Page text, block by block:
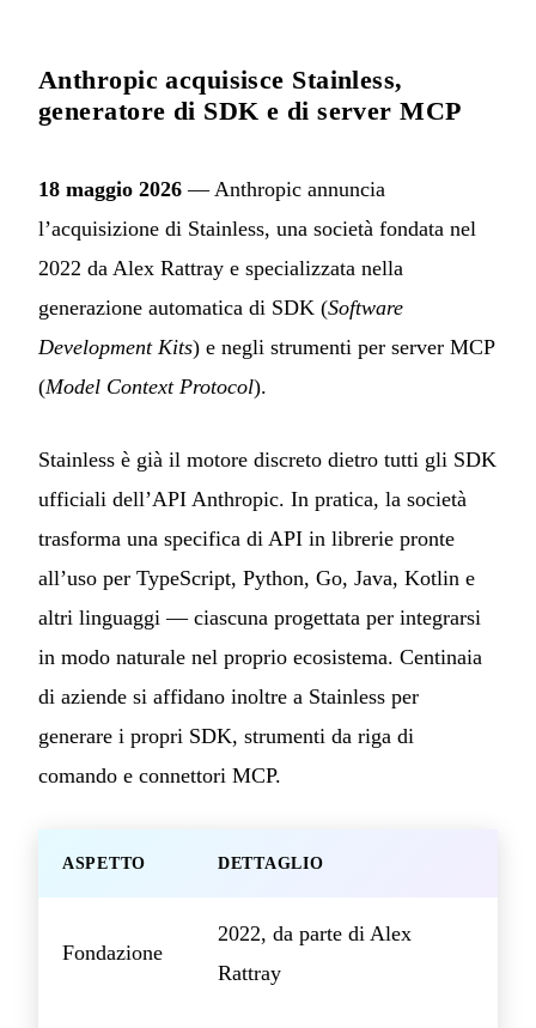
Anthropic acquisisce Stainless,
generatore di SDK e di server MCP
18 maggio 2026 — Anthropic annuncia
l’acquisizione di Stainless, una società fondata nel
2022 da Alex Rattray e specializzata nella
generazione automatica di SDK (Software
Development Kits) e negli strumenti per server MCP
(Model Context Protocol).
Stainless è già il motore discreto dietro tutti gli SDK
ufficiali dell’API Anthropic. In pratica, la società
trasforma una specifica di API in librerie pronte
all’uso per TypeScript, Python, Go, Java, Kotlin e
altri linguaggi — ciascuna progettata per integrarsi
in modo naturale nel proprio ecosistema. Centinaia
di aziende si affidano inoltre a Stainless per
generare i propri SDK, strumenti da riga di
comando e connettori MCP.
ASPETTO DETTAGLIO
Fondazione
2022, da parte di Alex
Rattray